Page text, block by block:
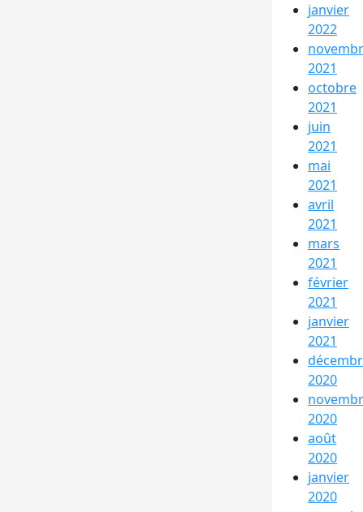
janvier
2022
2021
octobre
2021
juin
2021
mai
2021
avril
2021
mars
2021
février
2021
janvier
2021
2020
2020
août
2020
janvier
2020